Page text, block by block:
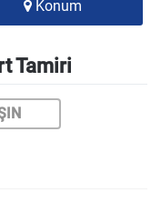
Konum
Tamiri